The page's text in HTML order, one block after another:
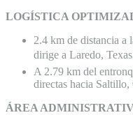
LOGÍSTICA
2.4 km de distancia a
dirige a Laredo,
A 2.79 km del
directas hacia
ÁREA